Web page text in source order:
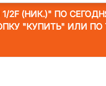
2F (НИК.)"ПО
"КУПИТЬ" ИЛИ ПО